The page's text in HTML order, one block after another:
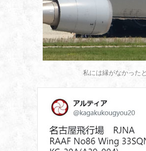
私には縁がなかった